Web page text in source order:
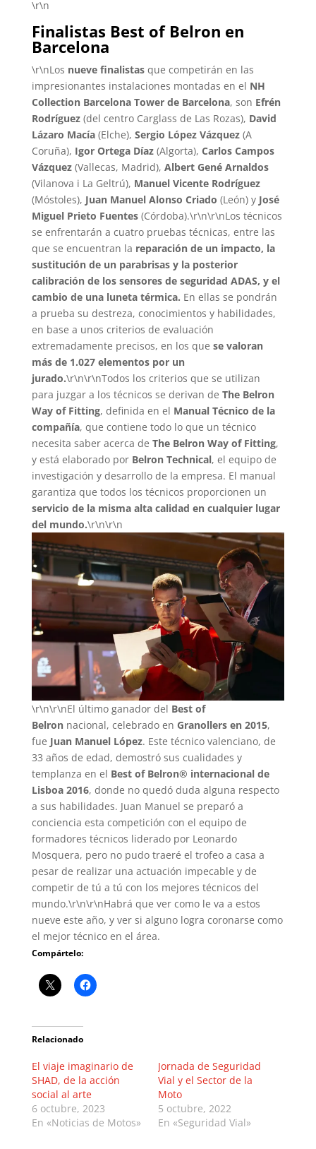
\r\n
Finalistas Best of Belron en
Barcelona
\r\nLos nueve finalistasque competirán en las
impresionantes instalaciones montadas en el NH
Collection Barcelona Tower de Barcelona, son Efrén
Rodríguez(del centro Carglass de Las Rozas), David
Lázaro Macía(Elche), Sergio López Vázquez(A
Coruña), Igor Ortega Díaz(Algorta), Carlos Campos
Vázquez(Vallecas, Madrid), Albert Gené Arnaldos
(Vilanova i La Geltrú), Manuel Vicente Rodríguez
(Móstoles), Juan Manuel Alonso Criado (León) y José
Miguel Prieto Fuentes(Córdoba).\r\n\r\nLos técnicos
se enfrentarán a cuatro pruebas técnicas, entre las
que se encuentran la reparación de un impacto, la
sustitución de un parabrisas y la posterior
calibración de los sensores de seguridad ADAS, y el
cambio de una luneta térmica. En ellas se pondrán
a prueba su destreza, conocimientos y habilidades,
en base a unos criterios de evaluación
extremadamente precisos, en los que se valoran
más de 1.027 elementos por un
jurado.\r\n\r\nTodos los criterios que se utilizan
para juzgar a los técnicos se derivan de The Belron
Way of Fitting, definida en el Manual Técnico de la
compañía, que contiene todo lo que un técnico
necesita saber acerca de The Belron Way of Fitting,
y está elaborado porBelron Technical, el equipo de
investigación y desarrollo de la empresa. El manual
garantiza que todos los técnicos proporcionen un
servicio de la misma alta calidad en cualquier lugar
del mundo.\r\n\r\n
\r\n\r\nEl último ganador del Best of
Belronnacional, celebrado en Granollers en 2015,
fue Juan Manuel López. Este técnico valenciano, de
33 años de edad, demostró sus cualidades y
templanza en el Best of Belron® internacional de
Lisboa 2016, donde no quedó duda alguna respecto
a sus habilidades. Juan Manuel se preparó a
conciencia esta competición con el equipo de
formadores técnicos liderado por Leonardo
Mosquera, pero no pudo traeré el trofeo a casa a
pesar de realizar una actuación impecable y de
competir de tú a tú con los mejores técnicos del
mundo.\r\n\r\nHabrá que ver como le va a estos
nueve este año, y ver si alguno logra coronarse como
el mejor técnico en el área.
Compártelo:
Relacionado
El viaje imaginario de
SHAD, de la acción
social al arte
6 octubre, 2023
En «Noticias de Motos»
Jornada de Seguridad
Vial y el Sector de la
Moto
5 octubre, 2022
En «Seguridad Vial»